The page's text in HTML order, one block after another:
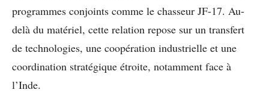
programmes conjoints comme le chasseur JF-17. Au-
delà du matériel, cette relation repose sur un transfert
de technologies, une coopération industrielle et une
coordination stratégique étroite, notamment face à
l’Inde.